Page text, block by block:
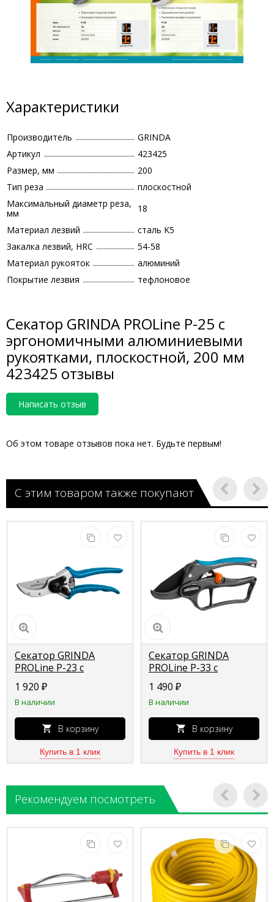
Характеристики
Производитель
GRINDA
Артикул
423425
Размер, мм
200
Тип реза
плоскостной
Максимальный диаметр реза,
мм
18
Материал лезвий
сталь K5
Закалка лезвий, HRC
54-58
Материал рукояток
алюминий
Покрытие лезвия
тефлоновое
Секатор GRINDA PROLine P-25 с
эргономичными алюминиевыми
рукоятками, плоскостной, 200 мм
423425 отзывы
Написать отзыв
Об этом товаре отзывов пока нет. Будьте первым!
С этим товаром также покупают
Секатор GRINDA
PROLine P-23 с
алюминиевыми
коваными
рукоятками,
плоскостной, 210 мм
423423
1 920 ₽
В наличии
В корзину
Купить в 1 клик
Секатор GRINDA
PROLine P-33 с
алюминиевыми
рукоятками, с эфесом,
контактный, 200 мм
423433
1 490 ₽
В наличии
В корзину
Купить в 1 клик
Рекомендуем посмотреть